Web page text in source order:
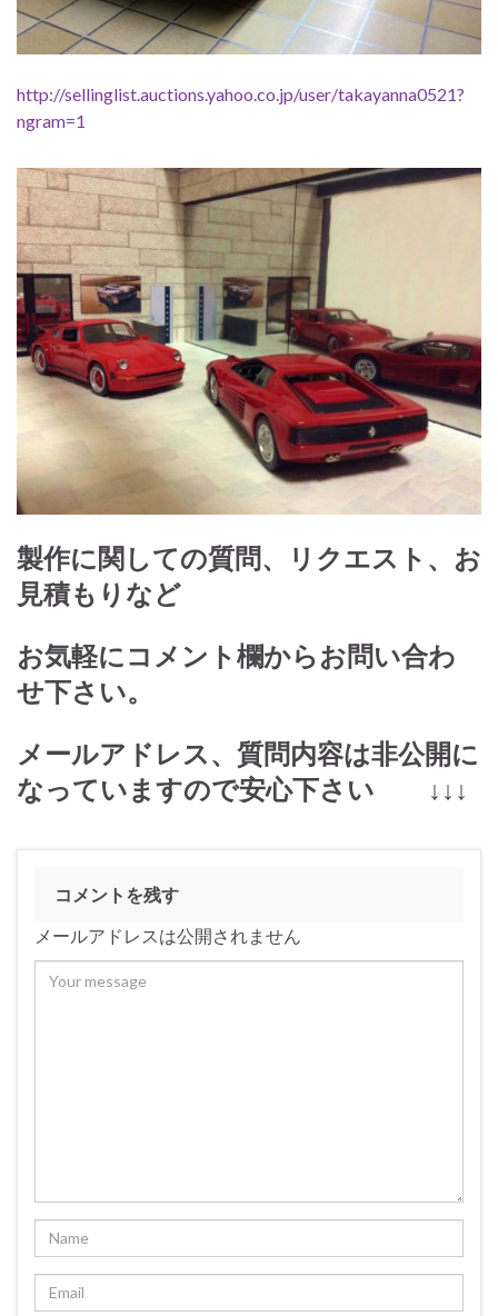
http://sellinglist.auctions.yahoo.co.jp/user/takayanna0521?
ngram=1
製作に関しての質問、リクエスト、お
見積もりなど
お気軽にコメント欄からお問い合わ
せ下さい。
メールアドレス、質問内容は非公開に
なっていますので安心下さい ↓↓↓
コメントを残す
メールアドレスは公開されません